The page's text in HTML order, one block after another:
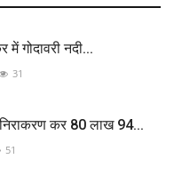
गोदावरी नदी...
31
कर 80 लाख 94...
51